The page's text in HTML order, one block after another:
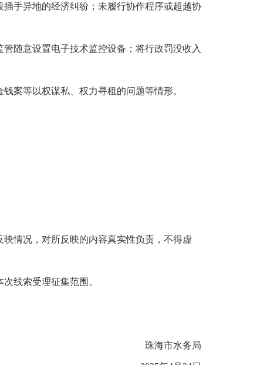
手异地的经济纠纷；未履行协作程序或超越协
随意设置电子技术监控设备；将行政罚没收入
案等以权谋私、权力寻租的问题等情形。
情况，对所反映的内容真实性负责，不得虚
线索受理征集范围。
珠海市水务局